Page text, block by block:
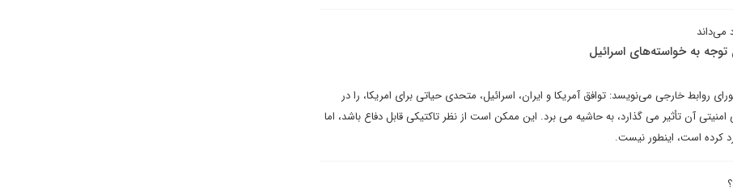
می‌داند
توجه به خواسته‌های اسرائیل
روابط خارجی می‌نویسد: توافق آمریکا و ایران، اسرائیل، متحدی حیاتی برای امریکا، را در
آن تأثیر می گذارد، به حاشیه می برد. این ممکن است از نظر تاکتیکی قابل دفاع باشد، اما
کرده است، اینطور نیست.